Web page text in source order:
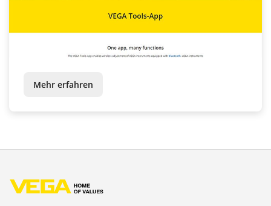
Mehr erfahren